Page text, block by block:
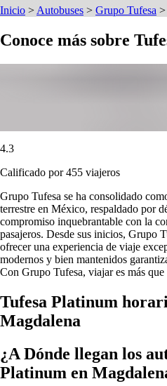
Inicio > Autobuses > Grupo Tufesa >
Conoce más sobre
4.3
Calificado por 455 viajeros
Grupo Tufesa se ha consolidado
terrestre en México, respaldado por
compromiso inquebrantable con la
pasajeros. Desde sus inicios, Grupo
ofrecer una experiencia de viaje
modernos y bien mantenidos
Con Grupo Tufesa, viajar es más
Tufesa Platinum
Magdalena
¿A Dónde llegan los
Platinum en